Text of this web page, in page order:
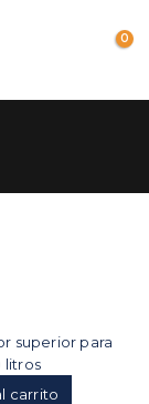
0
carrito